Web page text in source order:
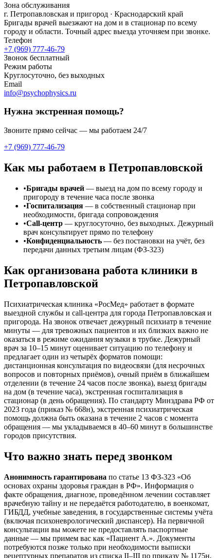
Зона обслуживания
г. Петропавловская и пригород · Краснодарский край
Бригады врачей выезжают на дом и в стационар по всему
городу и области. Точный адрес выезда уточняем при звонке.
Телефон
+7 (969) 777-46-79
Звонок бесплатный
Режим работы
Круглосуточно, без выходных
Email
info@psychophysics.ru
Нужна экстренная помощь?
Звоните прямо сейчас — мы работаем 24/7
+7 (969) 777-46-79
Как мы работаем в Петропавловской
•Бригады врачей — выезд на дом по всему городу и
пригороду в течение часа после звонка
•Госпитализация — в собственный стационар при
необходимости, бригада сопровождения
•Call-центр — круглосуточно, без выходных. Дежурный
врач консультирует прямо по телефону
•Конфиденциальность — без постановки на учёт, без
передачи данных третьим лицам (ФЗ-323)
Как организована работа клиники в
Петропавловской
Психиатрическая клиника «РосМед» работает в формате
выездной службы и call-центра для города Петропавловская и
пригорода. На звонок отвечает дежурный психиатр в течение
минуты — для тревожных пациентов и их близких важно не
оказаться в режиме ожидания музыки в трубке. Дежурный
врач за 10–15 минут оценивает ситуацию по телефону и
предлагает один из четырёх форматов помощи:
дистанционная консультация по видеосвязи (для несрочных
вопросов и повторных приёмов), очный приём в ближайшем
отделении (в течение 24 часов после звонка), выезд бригады
на дом (в течение часа), экстренная госпитализация в
стационар (в день обращения). По стандарту Минздрава РФ от
2023 года (приказ № 668н), экстренная психиатрическая
помощь должна быть оказана в течение 2 часов с момента
обращения — мы укладываемся в 40–60 минут в большинстве
городов присутствия.
Что важно знать перед звонком
Анонимность гарантирована по статье 13 ФЗ-323 «Об
основах охраны здоровья граждан в РФ». Информация о
факте обращения, диагнозе, проведённом лечении составляет
врачебную тайну и не передаётся работодателю, в военкомат,
ГИБДД, учебные заведения, в государственные системы учёта
(включая психоневрологический диспансер). На первичной
консультации вы можете не предоставлять паспортные
данные — мы примем вас как «Пациент А.». Документы
потребуются позже только при необходимости выписки
рецептурных препаратов из списка II–III по приказу № 1175н,